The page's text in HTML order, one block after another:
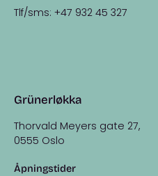
Tlf/sms: +47 932 45 327
Grünerløkka
Thorvald Meyers gate 27,
0555 Oslo
Åpningstider